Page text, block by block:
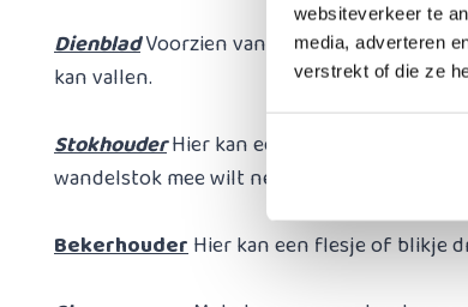
websiteverkeer te
media, adverteren
verstrekt of die ze
DienbladVoorzien van steuntjes zodat hij
kan vallen.
StokhouderHier kan een wandelstok op
wandelstok mee wilt nemen.
BekerhouderHier kan een flesje of blikje